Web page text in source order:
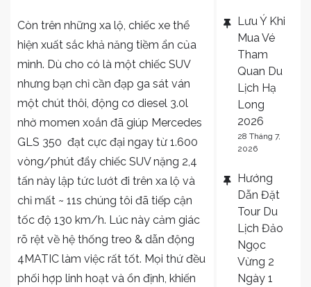
Còn trên những xa lộ, chiếc xe thể
hiện xuất sắc khả năng tiềm ẩn của
mình. Dù cho có là một chiếc SUV
nhưng bạn chỉ cần đạp ga sát ván
một chút thôi, động cơ diesel 3.0l
nhờ momen xoắn đã giúp Mercedes
GLS 350 đạt cực đại ngay từ 1.600
vòng/phút đẩy chiếc SUV nặng 2,4
tấn này lập tức lướt đi trên xa lộ và
chỉ mất ~ 11s chúng tôi đã tiếp cận
tốc độ 130 km/h. Lúc này cảm giác
rõ rệt về hệ thống treo & dẫn động
4MATIC làm việc rất tốt. Mọi thứ đều
phối hợp linh hoạt và ổn định, khiến
Lưu Ý Khi
Mua Vé
Tham
Quan Du
Lịch Hạ
Long
2026
28 Tháng 7,
2026
Hướng
Dẫn Đặt
Tour Du
Lịch Đảo
Ngọc
Vừng 2
Ngày 1